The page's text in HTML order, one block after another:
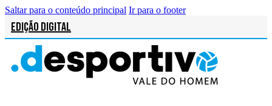
Saltar para o conteúdo principal Ir para o footer
Edição Digital